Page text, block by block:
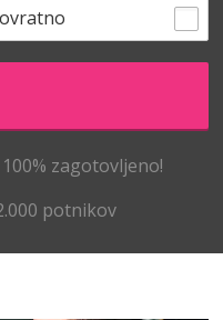
100% zagotovljeno!
potnikov